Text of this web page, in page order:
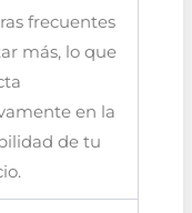
frecuentes
más, lo que
en la
de tu